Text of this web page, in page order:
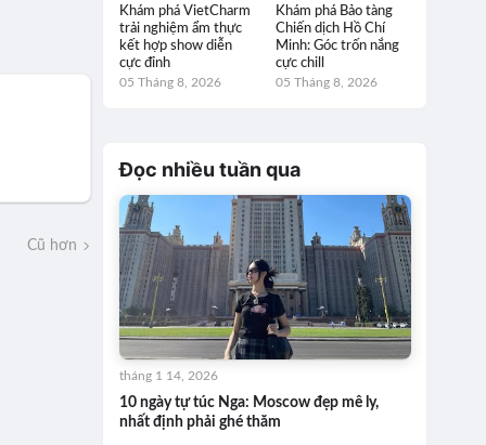
Cũ hơn
Khám phá VietCharm
trải nghiệm ẩm thực
kết hợp show diễn
cực đỉnh
05 Tháng 8, 2026
Khám phá Bảo tàng
Chiến dịch Hồ Chí
Minh: Góc trốn nắng
cực chill
05 Tháng 8, 2026
Đọc nhiều tuần qua
10 ngày tự túc Nga: Moscow đẹp mê ly,
nhất định phải ghé thăm
tháng 1 14, 2026